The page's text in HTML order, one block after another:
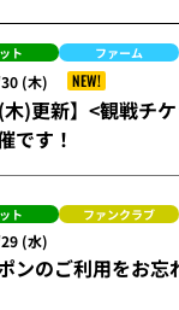
ト ファーム
(木) NEW!
木)更新】<観戦チ
です！
ト ファンクラブ
(水)
ンのご利用をお